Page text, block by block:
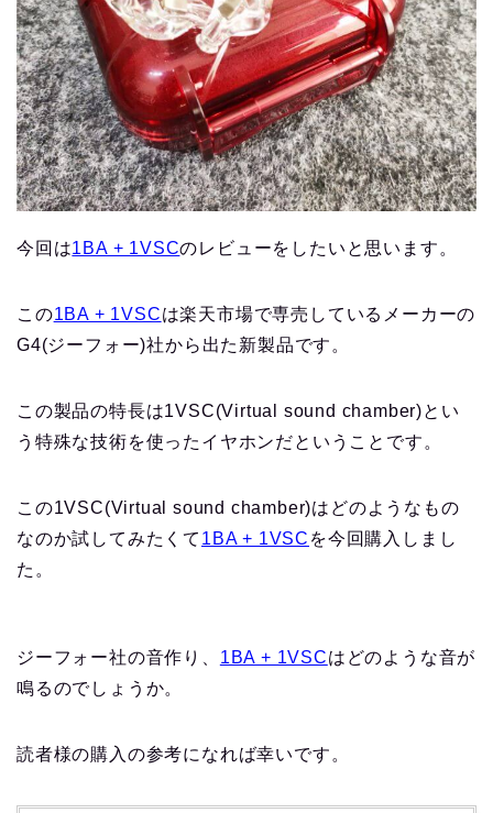
今回は1BA + 1VSCのレビューをしたいと思います。
この1BA + 1VSCは楽天市場で専売しているメーカーの
G4(ジーフォー)社から出た新製品です。
この製品の特長は1VSC(Virtual sound chamber)とい
う特殊な技術を使ったイヤホンだということです。
この1VSC(Virtual sound chamber)はどのようなもの
なのか試してみたくて 1BA + 1VSC を今回購入しまし
た。
ジーフォー社の音作り、 1BA + 1VSCはどのような音が
鳴るのでしょうか。
読者様の購入の参考になれば幸いです。